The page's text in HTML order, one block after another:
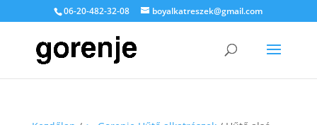
06-20-482-32-08 boyalkatreszek@gmail.com